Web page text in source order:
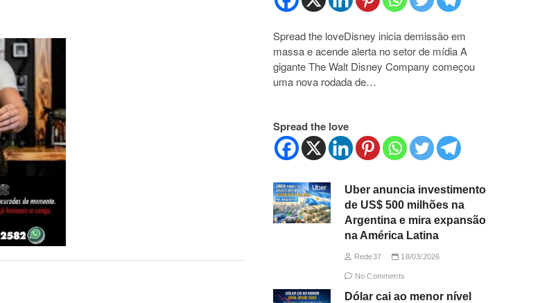
Spread the loveDisney inicia demissão em
massa e acende alerta no setor de mídia A
gigante The Walt Disney Company começou
uma nova rodada de…
Spread the love
Uber anuncia investimento
de US$ 500 milhões na
Argentina e mira expansão
na América Latina
Rede37 18/03/2026
No Comments
Dólar cai ao menor nível